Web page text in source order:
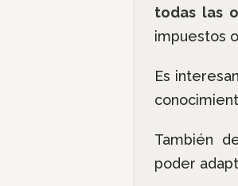
todas las
impuestos
Es
También
poder